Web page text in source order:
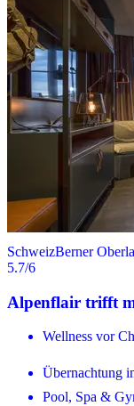
SchweizBerner
5.7/6
Alpenflair trifft
Wellness vor
Übernachtung
Pool, Spa &